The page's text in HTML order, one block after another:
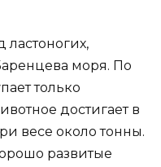
моря. По
только
достигает в
весе около тонны.
развитые